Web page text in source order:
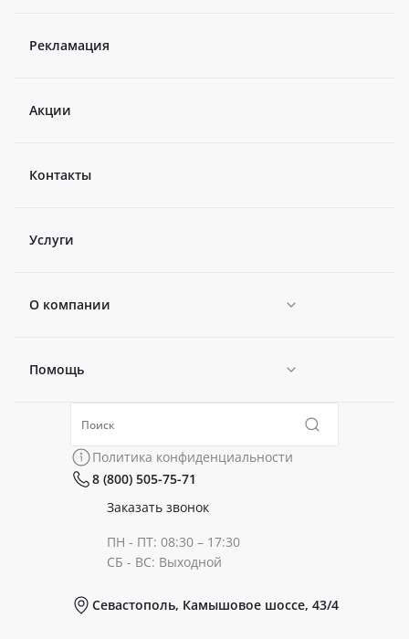
Рекламация
Акции
Контакты
Услуги
О компании
Новости
Политика конфиденциальности
Помощь
Коллекции
Политика конфиденциальности
8 (800) 505-75-71
Заказать звонок
ПН - ПТ: 08:30 – 17:30
СБ - ВС: Выходной
Севастополь, Камышовое шоссе, 43/4